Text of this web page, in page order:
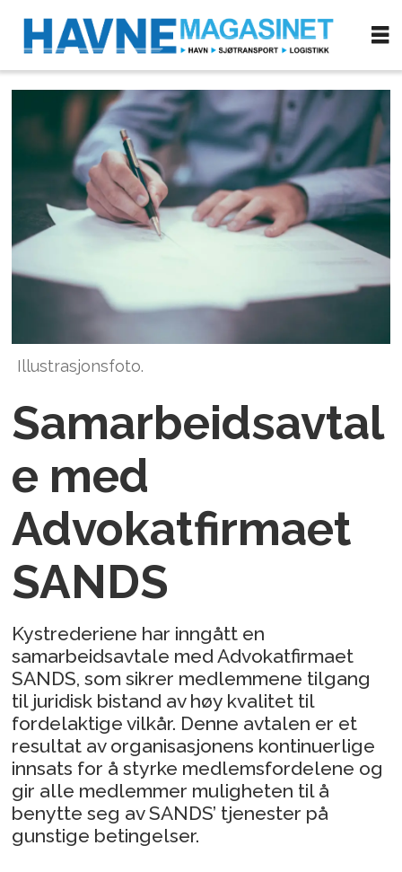
Illustrasjonsfoto.
Samarbeidsavtal
e med
Advokatfirmaet
SANDS
Kystrederiene har inngått en
samarbeidsavtale med Advokatfirmaet
SANDS, som sikrer medlemmene tilgang
til juridisk bistand av høy kvalitet til
fordelaktige vilkår. Denne avtalen er et
resultat av organisasjonens kontinuerlige
innsats for å styrke medlemsfordelene og
gir alle medlemmer muligheten til å
benytte seg av SANDS’ tjenester på
gunstige betingelser.